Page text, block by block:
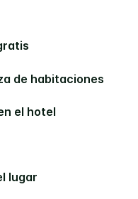
de habitaciones
el hotel
lugar